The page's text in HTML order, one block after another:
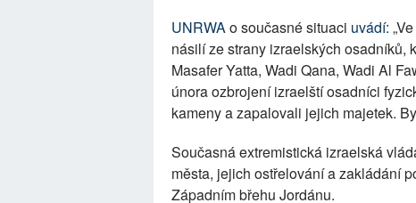
UNRWAo současné situaci uvádí:
násilí ze strany izraelských osadníků,
Masafer Yatta, Wadi Qana, Wadi Al
února ozbrojení izraelští osadníci
kameny a zapalovali jejich majetek.
Současná extremistická izraelská
města, jejich ostřelování a zakládání
Západním břehu Jordánu.